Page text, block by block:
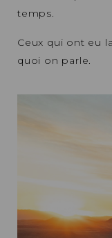
temps.
Ceux qui ont eu
quoi on parle.